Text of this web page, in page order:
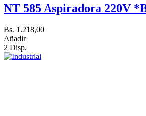
NT 585 Aspiradora 220V
Bs. 1.218,00
Añadir
2 Disp.